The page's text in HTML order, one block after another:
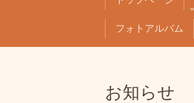
フォトアルバム
お知らせ